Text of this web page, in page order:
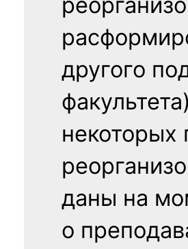
другого
даны на
о